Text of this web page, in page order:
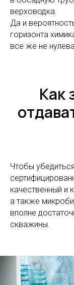
верховодка.
Да и
горизонта
все же не
Как
Чтобы
качественный и
а также
вполне
скважины.